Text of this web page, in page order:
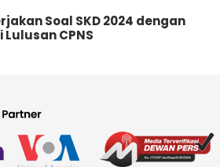
Soal SKD 2024 dengan
CPNS